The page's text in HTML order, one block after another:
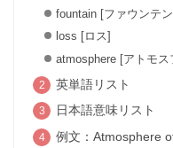
fountain [ファウンテ
loss [ロス]
atmosphere [アトモス
英単語リスト
日本語意味リスト
例文：Atmosphere